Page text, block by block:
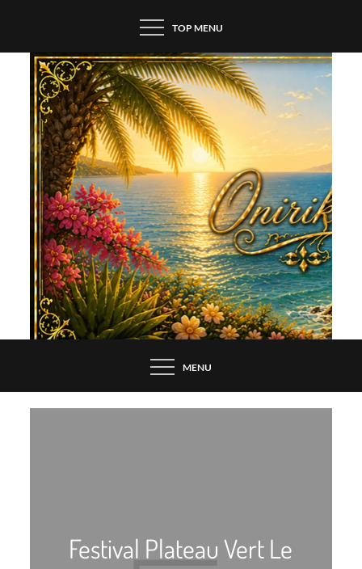
content
TOP MENU
MENU
Festival Plateau Vert Le